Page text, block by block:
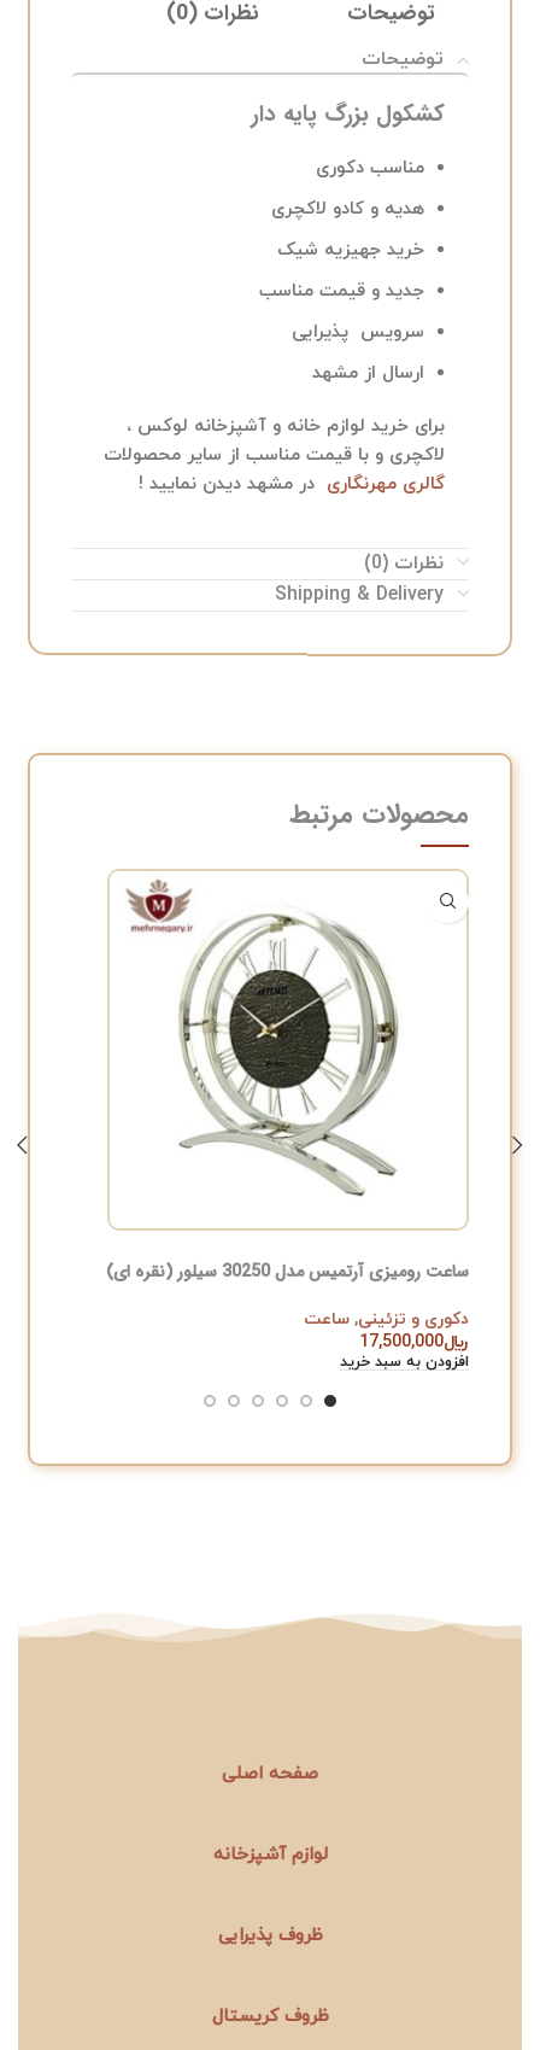
توضیحات نظرات (0)
توضیحات
کشکول بزرگ پایه دار
مناسب دکوری
هدیه و کادو لاکچری
خرید جهیزیه شیک
جدید و قیمت مناسب
سرویس پذیرایی
ارسال از مشهد
برای خرید لوازم خانه و آشپزخانه لوکس ،
لاکچری و با قیمت مناسب از سایر محصولات
گالری مهرنگاری در مشهد دیدن نمایید !
نظرات (0)
Shipping & Delivery
محصولات مرتبط
ساعت رومیزی آرتمیس مدل 30250 سیلور (نقره ای)
دکوری و تزئینی, ساعت
﷼17,500,000
افزودن به سبد خرید
صفحه اصلی
لوازم آشپزخانه
ظروف پذیرایی
ظروف کریستال